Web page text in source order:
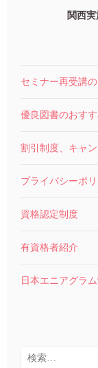
関西
セミナー再受講
優良図書のおす
割引制度、キャ
プライバシーポ
資格認定制度
有資格者紹介
日本エニアグラ
検